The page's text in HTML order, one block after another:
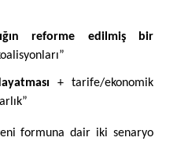
reforme edilmiş bir
+ tarife/ekonomik
formuna dair iki senaryo